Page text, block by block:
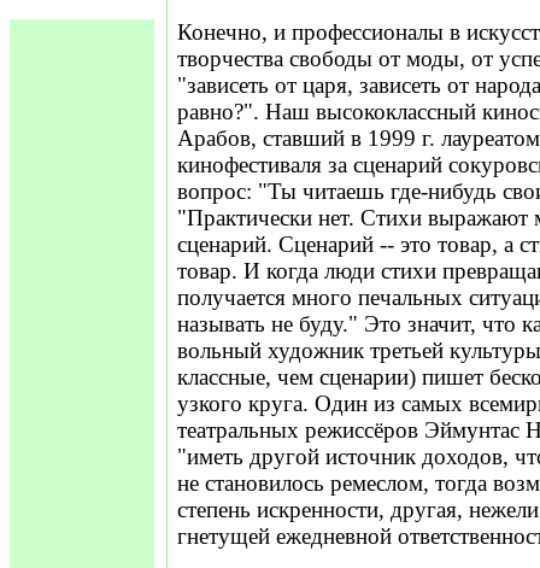
Конечно, и профессионалы в
творчества свободы от моды, от
"зависеть от царя, зависеть от
равно?". Наш высококлассный
Арабов, ставший в 1999 г.
кинофестиваля за сценарий
вопрос: "Ты читаешь где-нибудь
"Практически нет. Стихи выражают
сценарий. Сценарий -- это товар, а
товар. И когда люди стихи
получается много печальных
называть не буду." Это значит, что
вольный художник третьей
классные, чем сценарии) пишет
узкого круга. Один из самых
театральных режиссёров Эймунтас
"иметь другой источник доходов,
не становилось ремеслом, тогда
степень искренности, другая,
гнетущей ежедневной